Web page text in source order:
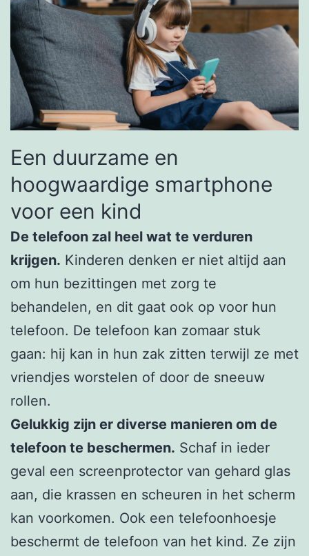
Een duurzame en
hoogwaardige smartphone
voor een kind
De telefoon zal heel wat te verduren
krijgen. Kinderen denken er niet altijd aan
om hun bezittingen met zorg te
behandelen, en dit gaat ook op voor hun
telefoon. De telefoon kan zomaar stuk
gaan: hij kan in hun zak zitten terwijl ze met
vriendjes worstelen of door de sneeuw
rollen.
Gelukkig zijn er diverse manieren om de
telefoon te beschermen. Schaf in ieder
geval een screenprotector van gehard glas
aan, die krassen en scheuren in het scherm
kan voorkomen. Ook een telefoonhoesje
beschermt de telefoon van het kind. Ze zijn